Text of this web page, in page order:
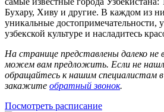
Бухару, Хиву и другие. В каждом из
уникальные достопримечательности,
узбекской культуре и насладитесь
На странице представлены далеко
можем вам предложить. Если не
обращайтесь к нашим специалистам в
закажите обратный звонок.
Посмотреть расписание